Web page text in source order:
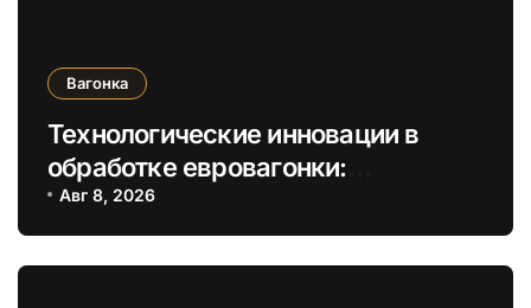
Вагонка
Технологические инновации в
обработке евровагонки:
увеличение долговечности и
экологичности
Авг 8, 2026